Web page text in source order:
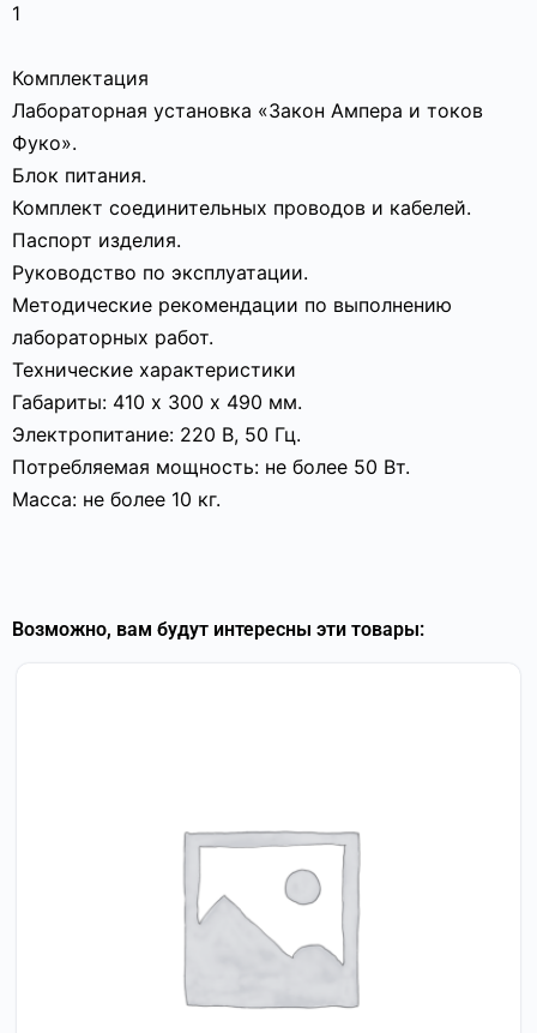
1
Комплектация
Лабораторная установка «Закон Ампера и токов
Фуко».
Блок питания.
Комплект соединительных проводов и кабелей.
Паспорт изделия.
Руководство по эксплуатации.
Методические рекомендации по выполнению
лабораторных работ.
Технические характеристики
Габариты: 410 х 300 х 490 мм.
Электропитание: 220 В, 50 Гц.
Потребляемая мощность: не более 50 Вт.
Масса: не более 10 кг.
Возможно, вам будут интересны эти товары: